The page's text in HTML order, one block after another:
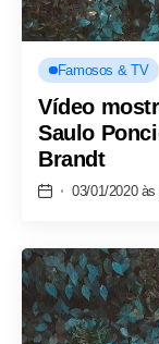
Famosos & TV
Vídeo
Saulo
Brandt
03/01/2020 às